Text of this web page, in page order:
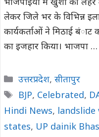
भाजपाइयों में खुशी की लहर
लेकर जिले भर के विभिन्न
कार्यकर्ताओं ने मिठाई
का इजहार किया। भाजपा …
Categories
उत्तरप्रदेश, सीतापुर
Tags
BJP, Celebrated,
Hindi News,
states, UP dainik